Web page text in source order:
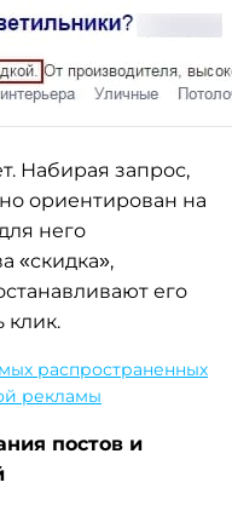
Набирая запрос,
ориентирован на
него
«скидка»,
его
клик.
распространенных
рекламы
постов и